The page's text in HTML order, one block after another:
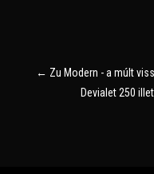
← Zu Modern - a múlt
Devialet 250